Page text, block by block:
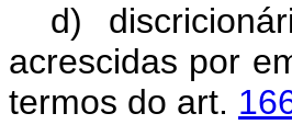
d)
acrescidas por
termos do art.